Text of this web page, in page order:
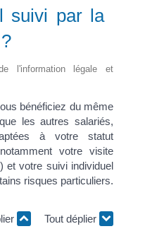
suivi par la
l'information légale et
bénéficiez du même
les autres salariés,
à votre statut
votre visite
et votre suivi individuel
risques particuliers.
Tout déplier